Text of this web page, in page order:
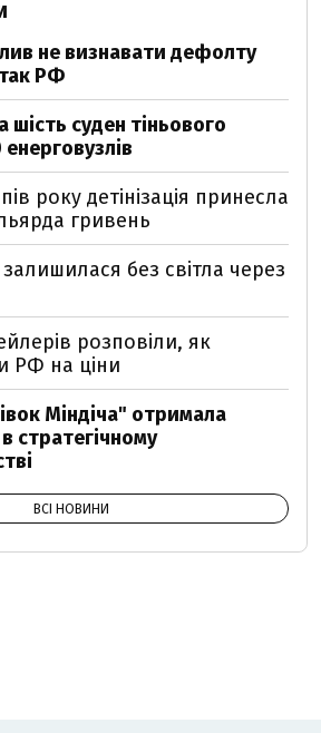
не визнавати дефолту
РФ
шість суден тіньового
року детінізація принесла
гривень
без світла через
розповіли, як
РФ на ціни
Міндіча" отримала
стратегічному
ВСІ НОВИНИ